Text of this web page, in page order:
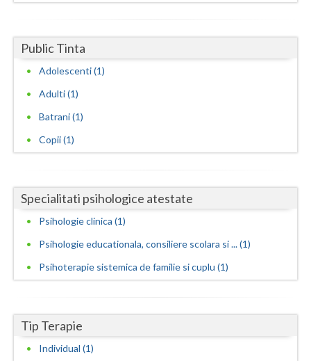
Neamt
Olt
Prahova
Satu-Mare
Suceava
Timis
Valcea
Vaslui
Public Tinta
Adolescenti (1)
Adulti (1)
Batrani (1)
Copii (1)
Specialitati psihologice atestate
Psihologie clinica (1)
Psihologie educationala, consiliere scolara si ... (1)
Psihoterapie sistemica de familie si cuplu (1)
Tip Terapie
Individual (1)